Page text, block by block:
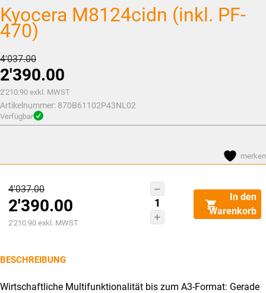
Kyocera M8124cidn (inkl. PF-
470)
4'037.00Ursprünglicher
Preis
war:
CHF4'037.00
2'390.00
Aktueller
Preis
ist:
2'210.90 exkl. MWST
Artikelnummer: 870B61102P43NL02
Verfügbar
merken
4'037.00Ursprünglicher
Preis
war:
2'390.00
Aktueller
ist:
2'210.90 exkl. MWST
Kyocera
M8124cidn
(inkl.
In den
Warenkorb
BESCHREIBUNG
Wirtschaftliche Multifunktionalität bis zum A3-Format: Gerade